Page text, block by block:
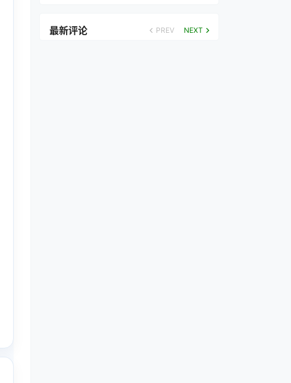
最新评论 PREV NEXT